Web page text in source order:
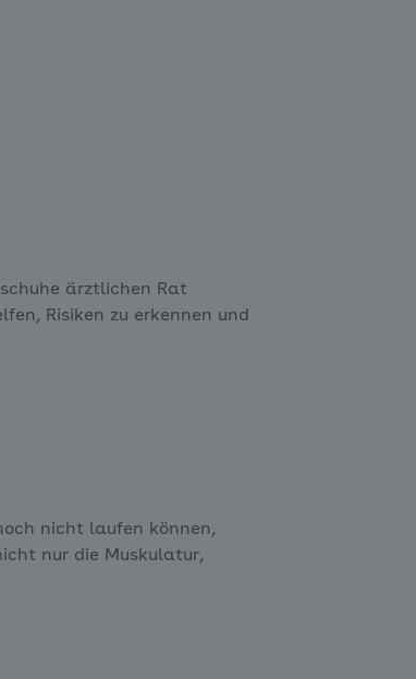
ärztlichen Rat
Risiken zu erkennen und
nicht laufen können,
nur die Muskulatur,